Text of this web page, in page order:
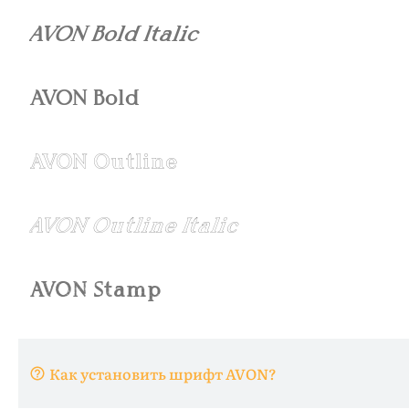
Как установить шрифт AVON?